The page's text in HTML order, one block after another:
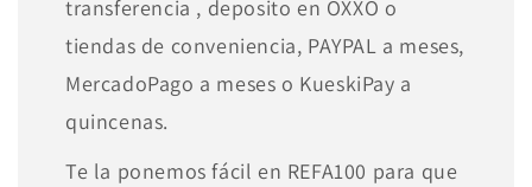
transferencia , deposito en OXXO o
tiendas de conveniencia, PAYPAL a meses,
MercadoPago a meses o KueskiPay a
quincenas.
Te la ponemos fácil en REFA100 para que